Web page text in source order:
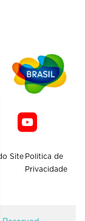
Site Politica de
Privacidade